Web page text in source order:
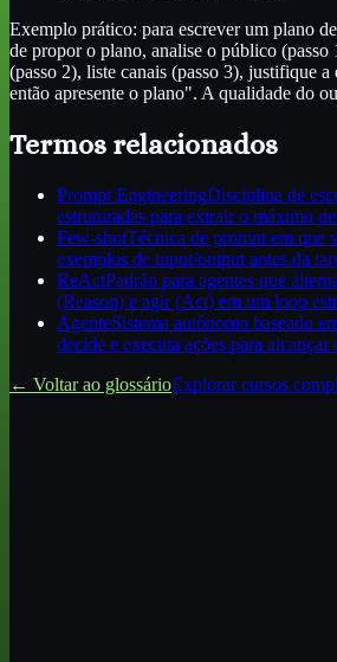
Exemplo prático: para escrever um plano
de propor o plano, analise o público
(passo 2), liste canais (passo 3), justifique a
então apresente o plano". A qualidade do
Termos relacionados
Prompt EngineeringDisciplina de
estruturadas para extrair o máximo
Few-shotTécnica de prompt em que
exemplos de input/output antes da
ReActPadrão para agentes que
(Reason) e agir (Act) em um loop
AgenteSistema autônomo baseado
decide e executa ações para alcançar
← Voltar ao glossárioExplorar cursos